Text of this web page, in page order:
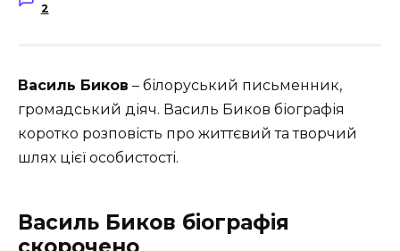
2
Василь Биков – білоруський письменник,
громадський діяч. Василь Биков біографія
коротко розповість про життєвий та творчий
шлях цієї особистості.
Василь Биков біографія